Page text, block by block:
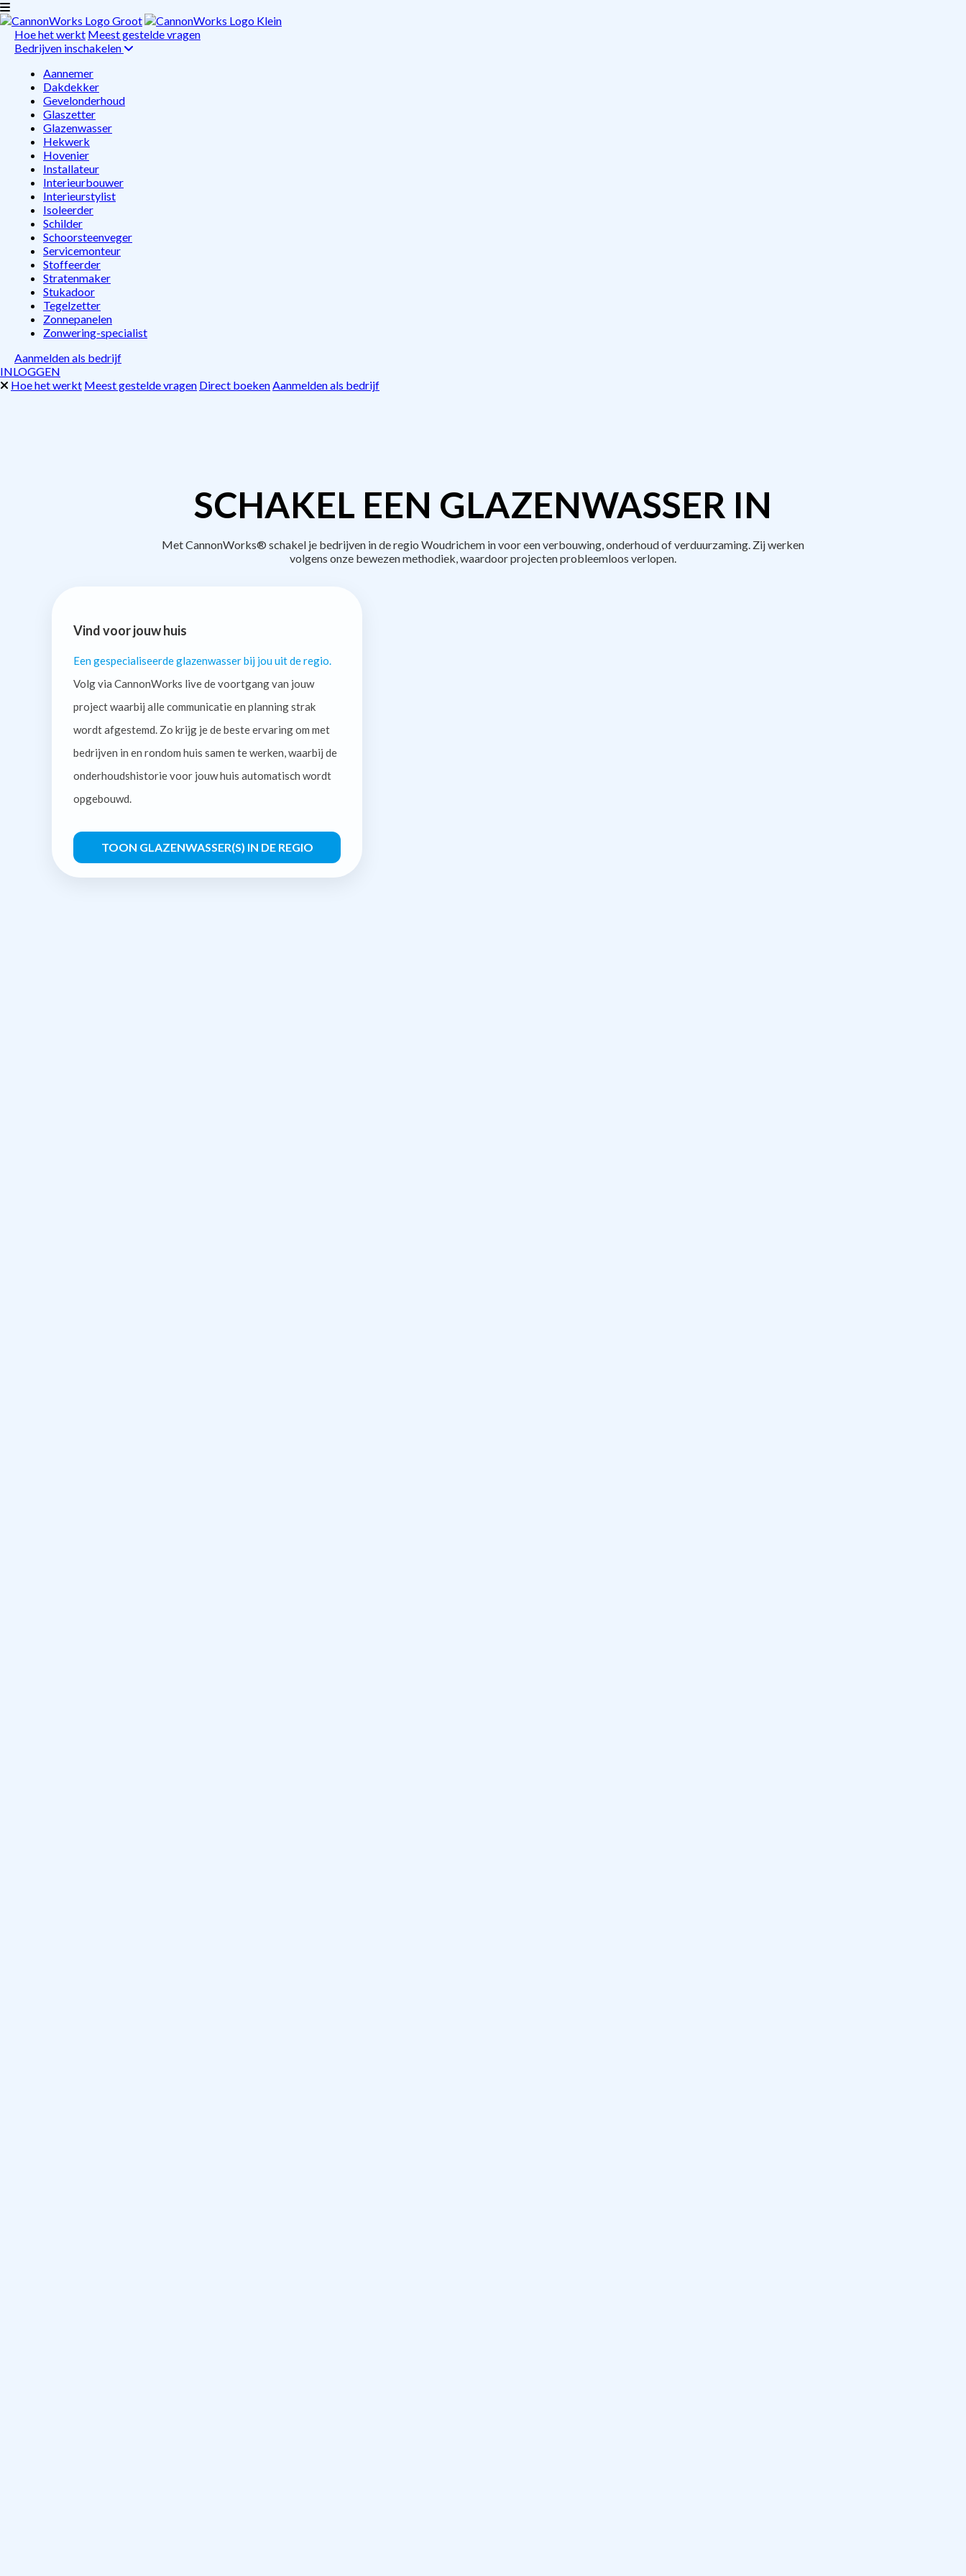
Hoe het werkt Meest gestelde vragen
Bedrijven inschakelen
Aannemer
Dakdekker
Gevelonderhoud
Glaszetter
Glazenwasser
Hekwerk
Hovenier
Installateur
Interieurbouwer
Interieurstylist
Isoleerder
Schilder
Schoorsteenveger
Servicemonteur
Stoffeerder
Stratenmaker
Stukadoor
Tegelzetter
Zonnepanelen
Zonwering-specialist
Aanmelden als bedrijf
INLOGGEN
Hoe het werkt Meest gestelde vragen Direct boekenAanmelden als bedrijf
SCHAKEL EEN GLAZENWASSER IN
Met CannonWorks® schakel je bedrijven in de regio Woudrichem in voor een verbouwing, onderhoud of verduurzaming. Zij werken
volgens onze bewezen methodiek, waardoor projecten probleemloos verlopen.
Vind voor jouw huis
Een gespecialiseerde glazenwasser bij jou uit de regio.
Volg via CannonWorks live de voortgang van jouw
project waarbij alle communicatie en planning strak
wordt afgestemd. Zo krijg je de beste ervaring om met
bedrijven in en rondom huis samen te werken, waarbij de
onderhoudshistorie voor jouw huis automatisch wordt
opgebouwd.
TOON GLAZENWASSER(S) IN DE REGIO